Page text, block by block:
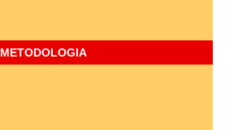
METODOLOGIA